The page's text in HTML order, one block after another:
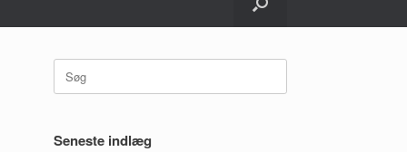
Søg
efter:
Seneste indlæg